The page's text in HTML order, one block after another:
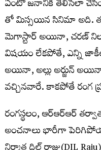
ఏంటో జనానికి తెలిసేలా
తో మిస్సయిన సినిమా అది.
మెగాస్టార్​ అయినా, చరణ్​
విషయం లేకపోతే, ఎన్ని
అయినా, అల్లు అర్జున్​
వచ్చినవారే. కాకపోతే రంగ
రంగస్థలం, ఆర్​ఆర్​ఆర్​
అంచనాలు భారీగా